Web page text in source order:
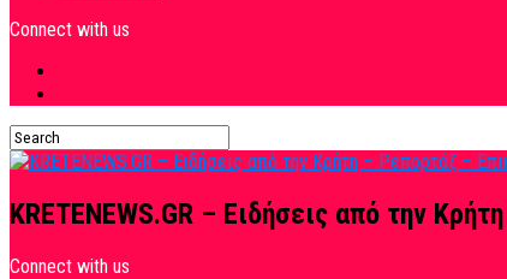
Connect with us
KRETENEWS.GR – Ειδήσεις από την
Connect with us